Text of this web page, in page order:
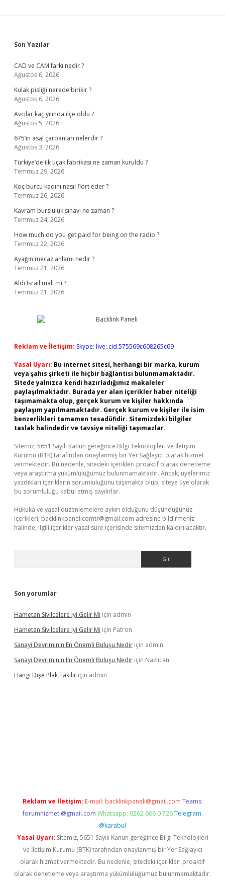
Sidebar
Son Yazılar
CAD ve CAM farkı nedir ?
Ağustos 6, 2026
Kulak pisliği nerede birikir ?
Ağustos 6, 2026
Avcılar kaç yılında ilçe oldu ?
Ağustos 5, 2026
675’in asal çarpanları nelerdir ?
Ağustos 3, 2026
Türkiye’de ilk uçak fabrikası ne zaman kuruldu ?
Temmuz 29, 2026
Koç burcu kadını nasıl flört eder ?
Temmuz 26, 2026
Kavram bursluluk sınavı ne zaman ?
Temmuz 24, 2026
How much do you get paid for being on the radio ?
Temmuz 22, 2026
Ayağın mecaz anlamı nedir ?
Temmuz 21, 2026
Aldi İsrail malı mı ?
Temmuz 21, 2026
Reklam ve İletişim: Skype: live:.cid.575569c608265c69
Yasal Uyarı: Bu internet sitesi, herhangi bir marka, kurum
veya şahıs şirketi ile hiçbir bağlantısı bulunmamaktadır.
Sitede yalnızca kendi hazırladığımız makaleler
paylaşılmaktadır. Burada yer alan içerikler haber niteliği
taşımamakta olup, gerçek kurum ve kişiler hakkında
paylaşım yapılmamaktadır. Gerçek kurum ve kişiler ile isim
benzerlikleri tamamen tesadüfidir. Sitemizdeki bilgiler
taslak halindedir ve tavsiye niteliği taşımazlar.
Sitemiz, 5651 Sayılı Kanun gereğince Bilgi Teknolojileri ve İletişim
Kurumu (BTK) tarafından onaylanmış bir Yer Sağlayıcı olarak hizmet
vermektedir. Bu nedenle, sitedeki içerikleri proaktif olarak denetleme
veya araştırma yükümlülüğümüz bulunmamaktadır. Ancak, üyelerimiz
yazdıkları içeriklerin sorumluluğunu taşımakta olup, siteye üye olarak
bu sorumluluğu kabul etmiş sayılırlar.
Hukuka ve yasal düzenlemelere aykırı olduğunu düşündüğünüz
içerikleri, backlinkpanelicomtr@gmail.com adresine bildirmeniz
halinde, ilgili içerikler yasal süre içerisinde sitemizden kaldırılacaktır.
Son yorumlar
Hametan Sivilcelere Iyi Gelir Mi için admin
Hametan Sivilcelere Iyi Gelir Mi için Patron
Sanayi Devriminin En Önemli Buluşu Nedir için admin
Sanayi Devriminin En Önemli Buluşu Nedir için Nazlıcan
Hangi Dişe Plak Takılır için admin
Reklam ve İletişim: E-mail: backlinkpaneli@gmail.com Teams:
forumhizmeti@gmail.com Whatsapp: 0262 606 0 726 Telegram:
@karabul
Yasal Uyarı: Sitemiz, 5651 Sayılı Kanun gereğince Bilgi Teknolojileri
ve İletişim Kurumu (BTK) tarafından onaylanmış bir Yer Sağlayıcı
olarak hizmet vermektedir. Bu nedenle, sitedeki içerikleri proaktif
olarak denetleme veya araştırma yükümlülüğümüz bulunmamaktadır.